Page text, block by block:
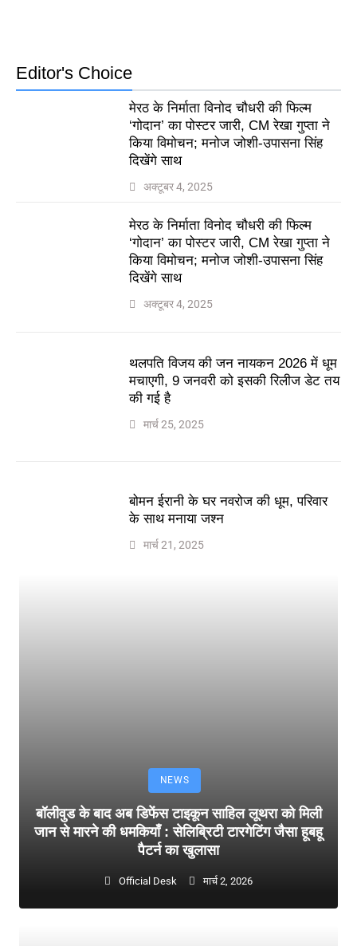
Editor's Choice
मेरठ के निर्माता विनोद चौधरी की फिल्म
‘गोदान’ का पोस्टर जारी, CM रेखा गुप्ता ने
किया विमोचन; मनोज जोशी-उपासना सिंह
दिखेंगे साथ
अक्टूबर 4, 2025
मेरठ के निर्माता विनोद चौधरी की फिल्म
‘गोदान’ का पोस्टर जारी, CM रेखा गुप्ता ने
किया विमोचन; मनोज जोशी-उपासना सिंह
दिखेंगे साथ
अक्टूबर 4, 2025
थलपति विजय की जन नायकन 2026 में धूम
मचाएगी, 9 जनवरी को इसकी रिलीज डेट तय
की गई है
मार्च 25, 2025
बोमन ईरानी के घर नवरोज की धूम, परिवार
के साथ मनाया जश्न
मार्च 21, 2025
NEWS
बॉलीवुड के बाद अब डिफेंस टाइकून साहिल लूथरा को मिली
जान से मारने की धमकियाँ : सेलिब्रिटी टारगेटिंग जैसा हूबहू
पैटर्न का खुलासा
Official Desk मार्च 2, 2026